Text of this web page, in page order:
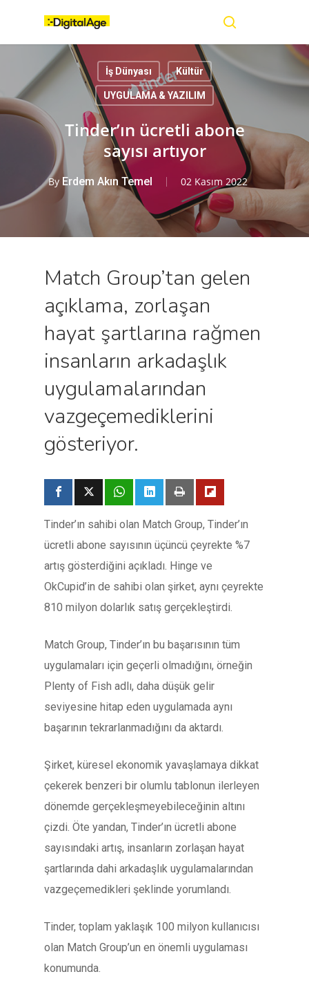
content
İş Dünyası Kültür
UYGULAMA & YAZILIM
Tinder’ın ücretli abone
sayısı artıyor
By Erdem Akın Temel 02 Kasım 2022
Match Group’tan gelen
açıklama, zorlaşan
hayat şartlarına rağmen
insanların arkadaşlık
uygulamalarından
vazgeçemediklerini
gösteriyor.
Tinder’ın sahibi olan Match Group, Tinder’ın
ücretli abone sayısının üçüncü çeyrekte %7
artış gösterdiğini açıkladı. Hinge ve
OkCupid’in de sahibi olan şirket, aynı çeyrekte
810 milyon dolarlık satış gerçekleştirdi.
Match Group, Tinder’ın bu başarısının tüm
uygulamaları için geçerli olmadığını, örneğin
Plenty of Fish adlı, daha düşük gelir
seviyesine hitap eden uygulamada aynı
başarının tekrarlanmadığını da aktardı.
Şirket, küresel ekonomik yavaşlamaya dikkat
çekerek benzeri bir olumlu tablonun ilerleyen
dönemde gerçekleşmeyebileceğinin altını
çizdi. Öte yandan, Tinder’ın ücretli abone
sayısındaki artış, insanların zorlaşan hayat
şartlarında dahi arkadaşlık uygulamalarından
vazgeçemedikleri şeklinde yorumlandı.
Tinder, toplam yaklaşık 100 milyon kullanıcısı
olan Match Group’un en önemli uygulaması
konumunda.